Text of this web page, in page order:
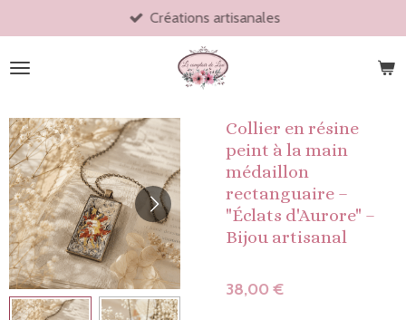
au
contenu
Créations artisanales
Collier en résine
peint à la main
médaillon
rectanguaire –
"Éclats d'Aurore" –
Bijou artisanal
38,00 €